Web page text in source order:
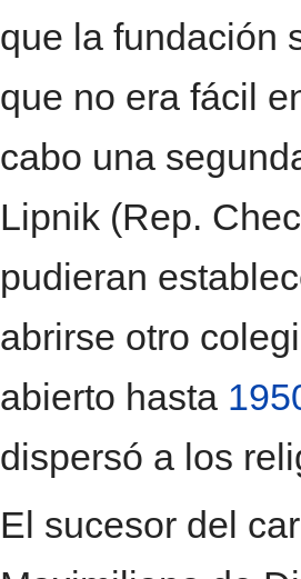
que la fundación
que no era fácil
cabo una
Lipnik (Rep.
pudieran
abrirse otro
abierto hasta
dispersó a los
El sucesor del